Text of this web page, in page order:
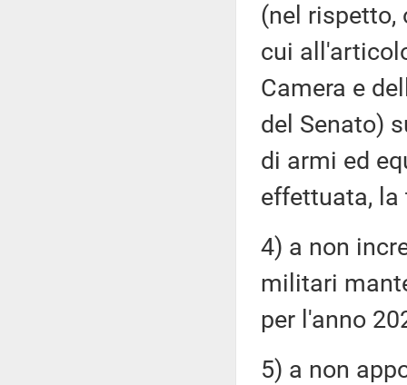
(nel rispetto,
cui
Camera e
del Senato)
di armi ed
effettuata,
4) a non
militari
per l'anno
5) a non